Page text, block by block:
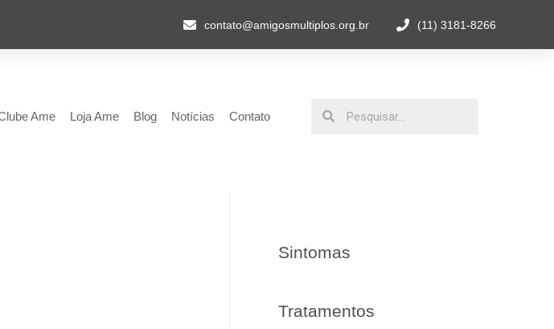
contato@amigosmultiplos.org.br (11) 3181-8266
Ame Loja Ame Blog Notícias Contato
Sintomas
Tratamentos